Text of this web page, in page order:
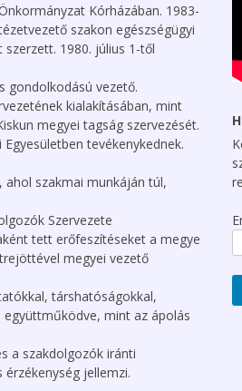
Ápolói
Szekció
és
Ápolói
Szekció
Szakápolói
Szekció
Szekció
2024
a tagdíj
tagdíja
Kórházában. 1983-
szakon egészségügyi
1980. július 1-től
gondolkodású vezető.
kialakításában, mint
megyei tagság szervezését.
tevékenykednek.
ahol szakmai munkáján túl,
Szervezete
tett erőfeszítéseket a megye
megyei vezető
társhatóságokkal,
mint az ápolás
a szakdolgozók iránti
jellemzi.